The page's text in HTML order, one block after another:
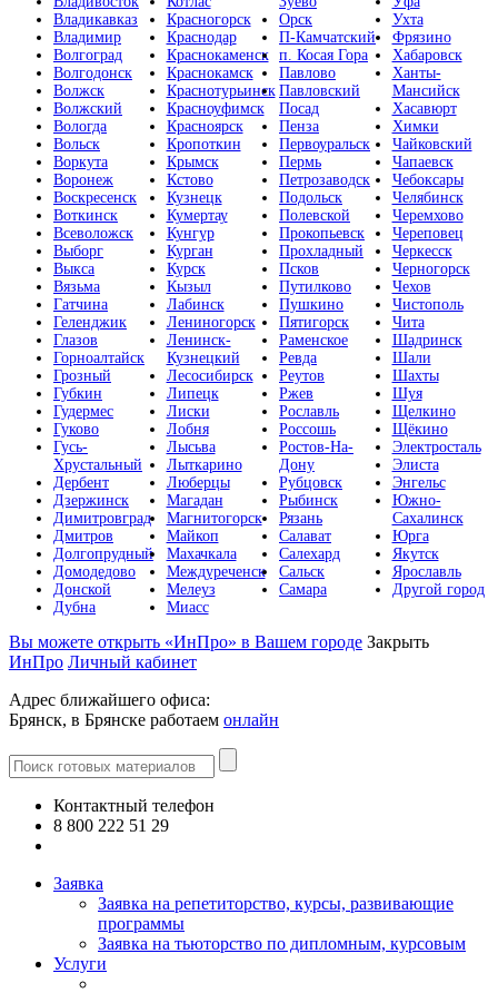
Владикавказ
Владимир
Волгоград
Волгодонск
Волжск
Волжский
Вологда
Вольск
Воркута
Воронеж
Воскресенск
Воткинск
Всеволожск
Выборг
Выкса
Вязьма
Гатчина
Геленджик
Глазов
Горноалтайск
Грозный
Губкин
Гудермес
Гуково
Гусь-
Хрустальный
Дербент
Дзержинск
Димитровград
Дмитров
Долгопрудный
Домодедово
Донской
Дубна
Красногорск
Краснодар
Краснокаменск
Краснокамск
Краснотурьинск
Красноуфимск
Красноярск
Кропоткин
Крымск
Кстово
Кузнецк
Кумертау
Кунгур
Курган
Курск
Кызыл
Лабинск
Лениногорск
Ленинск-
Кузнецкий
Лесосибирск
Липецк
Лиски
Лобня
Лысьва
Лыткарино
Люберцы
Магадан
Магнитогорск
Майкоп
Махачкала
Междуреченск
Мелеуз
Миасс
Орск
П-Камчатский
п. Косая Гора
Павлово
Павловский
Посад
Пенза
Первоуральск
Пермь
Петрозаводск
Подольск
Полевской
Прокопьевск
Прохладный
Псков
Путилково
Пушкино
Пятигорск
Раменское
Ревда
Реутов
Ржев
Рославль
Россошь
Ростов-На-
Дону
Рубцовск
Рыбинск
Рязань
Салават
Салехард
Сальск
Самара
Ухта
Фрязино
Хабаровск
Ханты-
Мансийск
Хасавюрт
Химки
Чайковский
Чапаевск
Чебоксары
Челябинск
Черемхово
Череповец
Черкесск
Черногорск
Чехов
Чистополь
Чита
Шадринск
Шали
Шахты
Шуя
Щелкино
Щёкино
Электросталь
Элиста
Энгельс
Южно-
Сахалинск
Юрга
Якутск
Ярославль
Другой город
Вы можете открыть «ИнПро» в Вашем городе Закрыть
ИнПро Личный кабинет
Адрес ближайшего офиса:
Брянск, в Брянске работаем онлайн
Контактный телефон
8 800 222 51 29
Заявка
Заявка на репетиторство, курсы, развивающие
программы
Заявка на тьюторство по дипломным, курсовым
Услуги